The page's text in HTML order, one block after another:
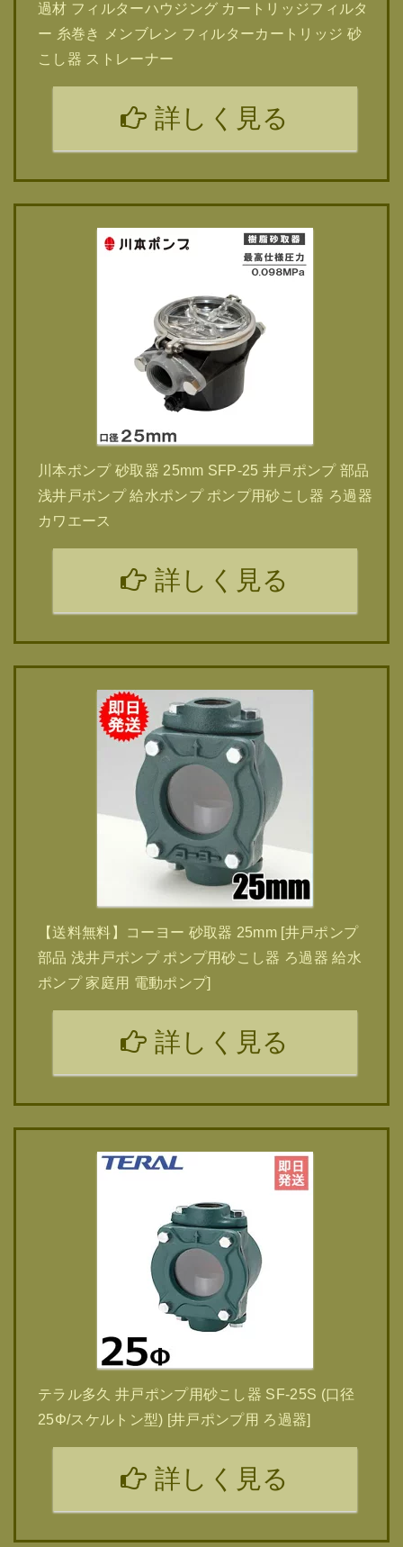
過材 フィルターハウジング カートリッジフィルタ
ー 糸巻き メンブレン フィルターカートリッジ 砂
こし器 ストレーナー
詳しく見る
川本ポンプ 砂取器 25mm SFP-25 井戸ポンプ 部品
浅井戸ポンプ 給水ポンプ ポンプ用砂こし器 ろ過器
カワエース
詳しく見る
【送料無料】コーヨー 砂取器 25mm [井戸ポンプ
部品 浅井戸ポンプ ポンプ用砂こし器 ろ過器 給水
ポンプ 家庭用 電動ポンプ]
詳しく見る
テラル多久 井戸ポンプ用砂こし器 SF-25S (口径
25Φ/スケルトン型) [井戸ポンプ用 ろ過器]
詳しく見る